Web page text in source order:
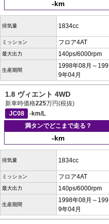
-km
排気量 1834cc
ミッション フロア4AT
最大出力 140ps/6000rpm
生産期間
1998年08月～199
9年04月
1.8 ヴィエント 4WD
新車時価格225万円(税抜)
JC08
-km/L
満タンでどこまで走る？
-km
排気量 1834cc
ミッション フロア4AT
最大出力 140ps/6000rpm
生産期間
1998年08月～199
9年04月